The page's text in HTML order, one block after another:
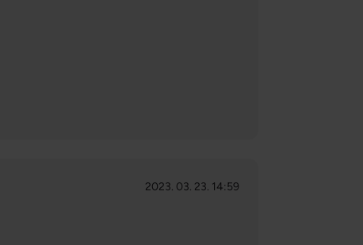
2023. 03. 23. 14:59